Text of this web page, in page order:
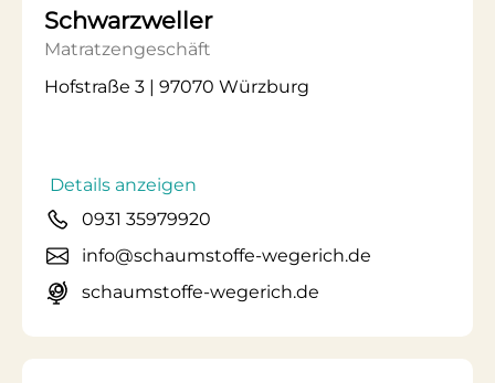
Schwarzweller
Matratzengeschäft
Hofstraße 3 | 97070 Würzburg
Details anzeigen
0931 35979920
info@schaumstoffe-wegerich.de
schaumstoffe-wegerich.de